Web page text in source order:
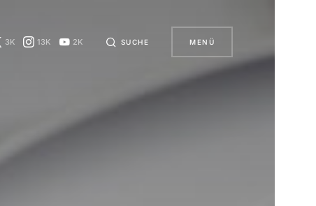
3K 13K 2K SUCHE MENÜ